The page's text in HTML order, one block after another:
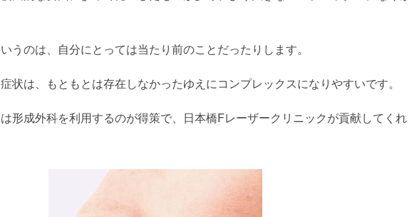
うのは、自分にとっては当たり前のことだったりします。
状は、もともとは存在しなかったゆえにコンプレックスになりやすいです。
形成外科を利用するのが得策で、日本橋Fレーザークリニックが貢献してくれ